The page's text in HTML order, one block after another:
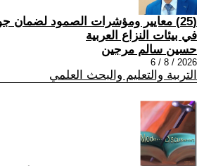
(25) معايير ومؤشرات الصمود لضمان
في بيئات النزاع العربية
حسين سالم مرجين
2026 / 8 / 6
التربية والتعليم والبحث العلمي